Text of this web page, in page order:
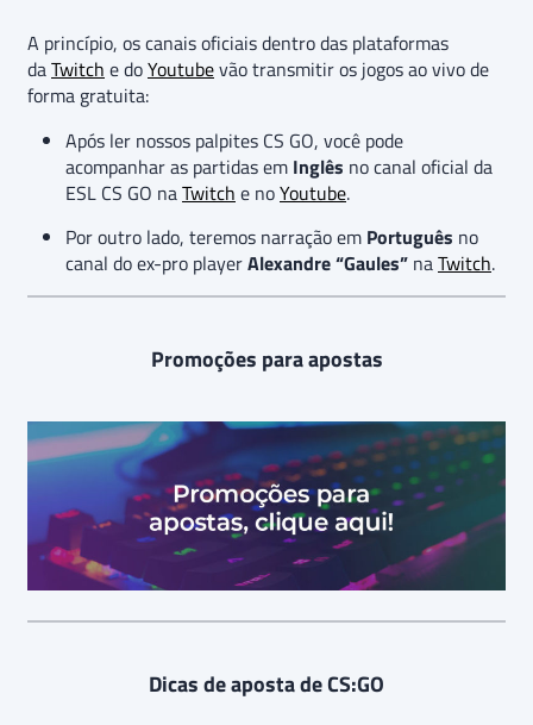
A princípio, os canais oficiais dentro das plataformas
daTwitch e doYoutubevão transmitir os jogos ao vivo de
forma gratuita:
Após ler nossos palpites CS GO, você pode
acompanhar as partidas em Inglês no canal oficial da
ESL CS GO naTwitch e noYoutube.
Por outro lado, teremos narração em Português no
canal do ex-pro playerAlexandre “Gaules” naTwitch.
Promoções para apostas
Dicas de aposta de CS:GO